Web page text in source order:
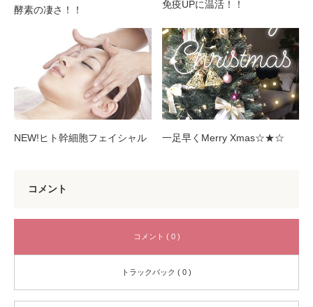
酵素の凄さ！！
免疫UPに温活！！
NEW!ヒト幹細胞フェイシャル 一足早くMerry Xmas☆★☆
コメント
コメント ( 0 )
トラックバック ( 0 )